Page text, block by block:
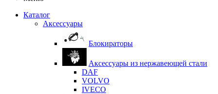
Каталог
Аксессуары
Блокираторы
Аксессуары из нержавеющей стали
DAF
VOLVO
IVECO